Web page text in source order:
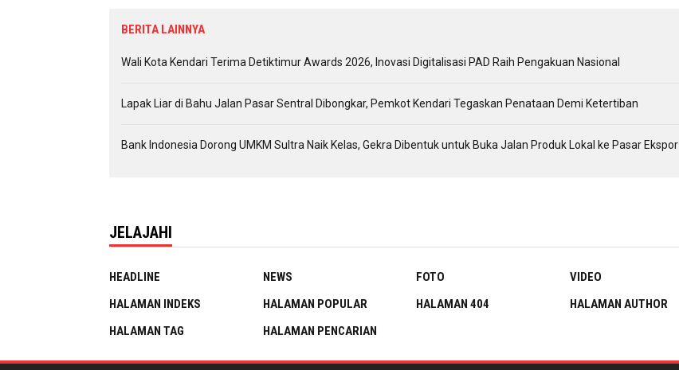
BERITA LAINNYA
Wali Kota Kendari Terima Detiktimur Awards 2026, Inovasi Digitalisasi PAD Raih Pengakuan Nasional
Lapak Liar di Bahu Jalan Pasar Sentral Dibongkar, Pemkot Kendari Tegaskan Penataan Demi Ketertiban
Bank Indonesia Dorong UMKM Sultra Naik Kelas, Gekra Dibentuk untuk Buka Jalan Produk Lokal ke Pasar Ekspor
JELAJAHI
HEADLINE NEWS FOTO
VIDEO
HALAMAN INDEKS
HALAMAN POPULAR HALAMAN 404
HALAMAN AUTHOR
HALAMAN TAG
HALAMAN PENCARIAN